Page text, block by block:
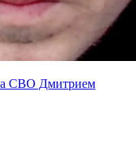
СВО Дмитрием